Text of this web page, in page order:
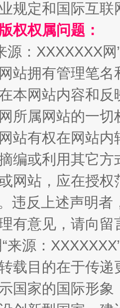
搞定
名
规定和国际互
权权属问题：
源：XXXXXXX
站拥有管理笔
本网站内容和
所属网站的一
站有权在网站
编或利用其它
网站，应在授
违反上述声明
有意见，请向
来源：
载目的在于传
国家的国际形